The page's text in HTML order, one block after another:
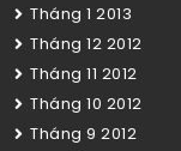
Tháng 1 2013
Tháng 12 2012
Tháng 11 2012
Tháng 10 2012
Tháng 9 2012